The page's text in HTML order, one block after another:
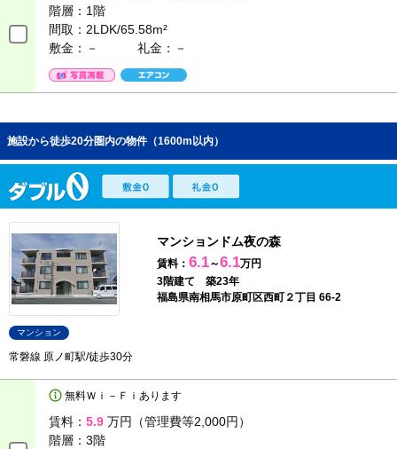
階層： 1階
間取： 2LDK/65.58m²
敷金：－
礼金：－
施設から徒歩20分圏内の物件（1600m以内）
マンションドム夜の森
賃料： 6.1～6.1万円
3階建て 築23年
福島県南相馬市原町区西町２丁目 66-2
マンション
常磐線 原ノ町駅/徒歩30分
無料Ｗｉ－Ｆｉあります
賃料： 5.9 万円（管理費等2,000円）
階層： 3階